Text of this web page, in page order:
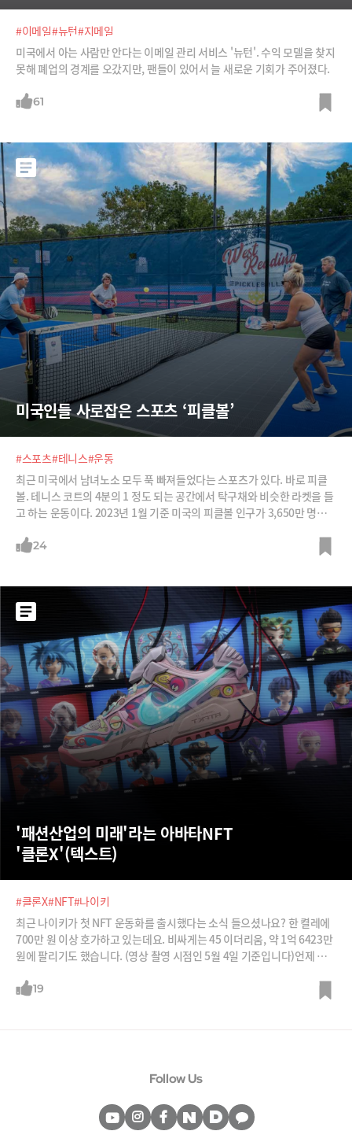
#이메일#뉴턴#지메일
미국에서 아는 사람만 안다는 이메일 관리 서비스 '뉴턴'. 수익 모델을 찾지
못해 폐업의 경계를 오갔지만, 팬들이 있어서 늘 새로운 기회가 주어졌다.
61
미국인들 사로잡은 스포츠 ‘피클볼’
#스포츠#테니스#운동
최근 미국에서 남녀노소 모두 푹 빠져들었다는 스포츠가 있다. 바로 피클
볼. 테니스 코트의 4분의 1 정도 되는 공간에서 탁구채와 비슷한 라켓을 들
고 하는 운동이다. 2023년 1월 기준 미국의 피클볼 인구가 3,650만 명에
는 인구가 연평균 11.5%씩 늘고 있다”며 “가까운 미래에 미국의 주요 스
던 중 발명했는데 반려견 이름(피클스)를 따서 명명했다.마이크로소프트
창업자 빌 게이츠가 대표적인 피클볼 애호가로 꼽힌다. 게이츠는 자신의
유튜브 채널에서 “피클볼이 등장한 지 50년이 지난 지금에야 인기를 얻고
있다는 사실이 놀랍다”고 말하기도 했다.최근에는 레오나르도 디카프리
오, 엠마 왓슨, 셀레나 고메즈 등 할리우드 배우와 마이클 펠프스, 톰 브래
디, 세레나 윌리엄스,
24
'패션산업의 미래'라는 아바타NFT
'클론X'(텍스트)
#클론X#NFT#나이키
최근 나이키가 첫 NFT 운동화를 출시했다는 소식 들으셨나요? 한 켤레에
700만 원 이상 호가하고 있는데요. 비싸게는 45 이더리움, 약 1억 6423만
원에 팔리기도 했습니다. (영상 촬영 시점인 5월 4일 기준입니다)언제 누
실 텐데요.몰랐던 게 당연합니다. 여러분들이 '클론엑스'(CloneX)의 보유
입니다.대체 이 운동화가 왜 이렇게 비싼 값에 팔리고 있는지, 우리는 왜 이
운동화를 가질 수 없었는지, 열쇠를 쥐고 있는 클론엑스 프로젝트에 대해
설명해드리겠습니다.◇ RTFKT가 뭐 하는 회사라고?나이키의 RTFKT 인
19
Follow Us